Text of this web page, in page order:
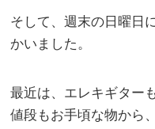
そして、週末の日曜日
かいました。
最近は、エレキギター
値段もお手頃な物から